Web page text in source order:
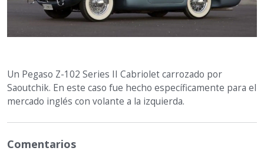
Un Pegaso Z-102 Series II Cabriolet carrozado por
Saoutchik. En este caso fue hecho específicamente para el
mercado inglés con volante a la izquierda.
Comentarios